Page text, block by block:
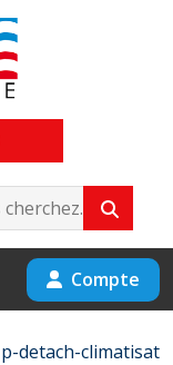
Compte
p-detach-climatisat